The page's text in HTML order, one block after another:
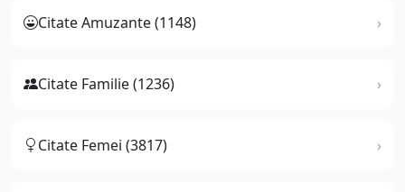
Citate Amuzante (1148)
Citate Familie (1236)
Citate Femei (3817)